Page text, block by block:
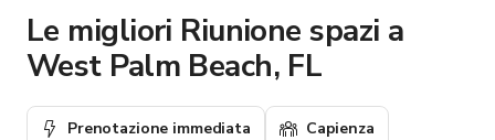
Le migliori Riunione spazi a
West Palm Beach, FL
Prenotazione immediata Capienza